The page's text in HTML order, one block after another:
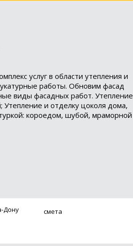
услуг в области утепления и
работы. Обновим фасад
виды фасадных работ. Утепление
Утепление и отделку цоколя дома,
короедом, шубой, мраморной
Дону смета